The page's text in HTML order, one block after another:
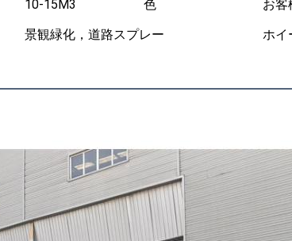
10-15M3 色
お客
景観緑化，道路スプレー ホイ